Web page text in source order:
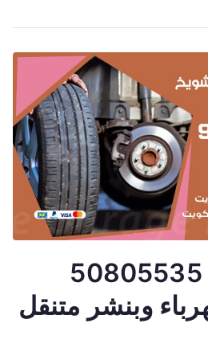
بنشر الشويخ 50805535
وبنشر متنقل